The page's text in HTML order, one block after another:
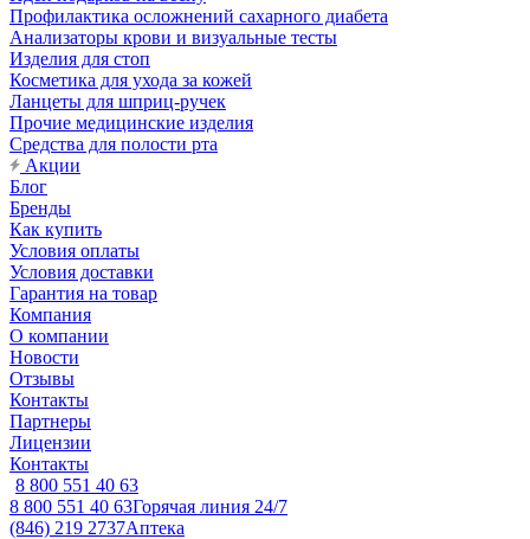
Профилактика осложнений сахарного диабета
Анализаторы крови и визуальные тесты
Изделия для стоп
Косметика для ухода за кожей
Ланцеты для шприц-ручек
Прочие медицинские изделия
Средства для полости рта
Акции
Блог
Бренды
Как купить
Условия оплаты
Условия доставки
Гарантия на товар
Компания
О компании
Новости
Отзывы
Контакты
Партнеры
Лицензии
Контакты
8 800 551 40 63
8 800 551 40 63Горячая линия 24/7
(846) 219 2737Аптека